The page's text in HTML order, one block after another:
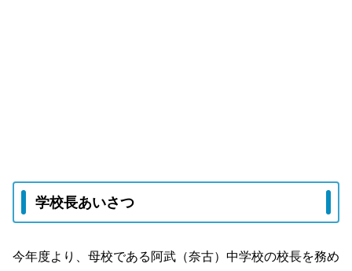
学校長あいさつ
今年度より、母校である阿武（奈古）中学校の校長を務め